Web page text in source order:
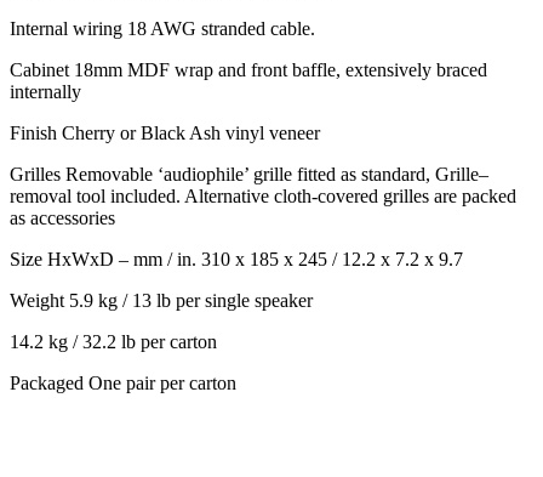
Internal wiring 18 AWG stranded cable.
Cabinet 18mm MDF wrap and front baffle, extensively braced
internally
Finish Cherry or Black Ash vinyl veneer
Grilles Removable ‘audiophile’ grille fitted as standard, Grille–
removal tool included. Alternative cloth-covered grilles are packed
as accessories
Size HxWxD – mm / in. 310 x 185 x 245 / 12.2 x 7.2 x 9.7
Weight 5.9 kg / 13 lb per single speaker
14.2 kg / 32.2 lb per carton
Packaged One pair per carton